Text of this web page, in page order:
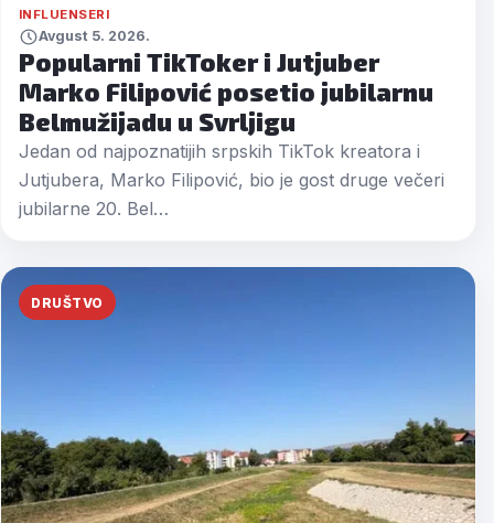
INFLUENSERI
Avgust 5. 2026.
Popularni TikToker i Jutjuber
Marko Filipović posetio jubilarnu
Belmužijadu u Svrljigu
Jedan od najpoznatijih srpskih TikTok kreatora i
Jutjubera, Marko Filipović, bio je gost druge večeri
jubilarne 20. Bel…
DRUŠTVO